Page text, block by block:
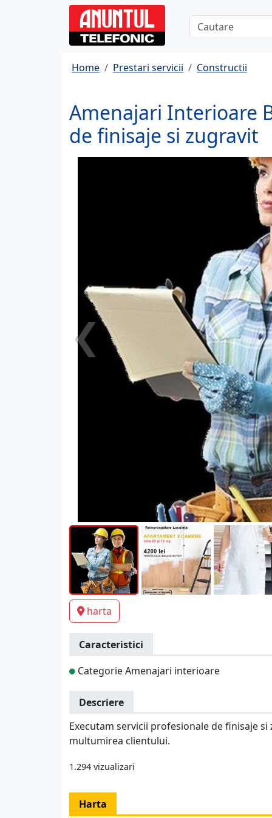
Home Prestari servicii Constructii
Amenajari Interioare
de finisaje si zugravit
harta
Caracteristici
Categorie Amenajari interioare
Descriere
Executam servicii profesionale de finisaje
multumirea clientului.
1.294 vizualizari
Harta